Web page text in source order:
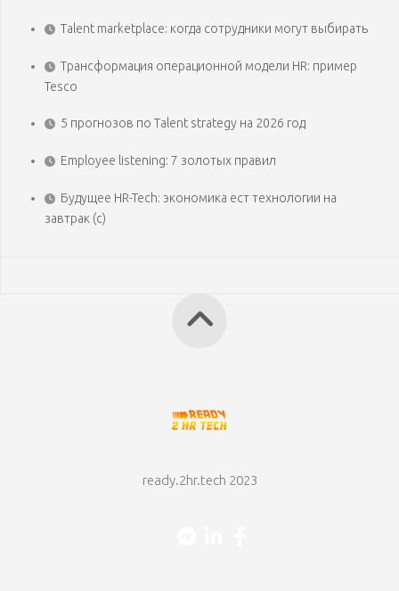
Talent marketplace: когда сотрудники могут выбирать
Трансформация операционной модели HR: пример
Tesco
5 прогнозов по Talent strategy на 2026 год
Employee listening: 7 золотых правил
Будущее HR-Tech: экономика ест технологии на
завтрак (с)
ready.2hr.tech 2023